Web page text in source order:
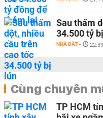
Sau thấm
34.500 tỷ
NHÀ ĐẤT -
Cùng chuyên
TP HCM